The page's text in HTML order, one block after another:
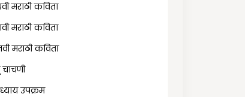
मराठी कविता
मराठी कविता
मराठी कविता
उपक्रम